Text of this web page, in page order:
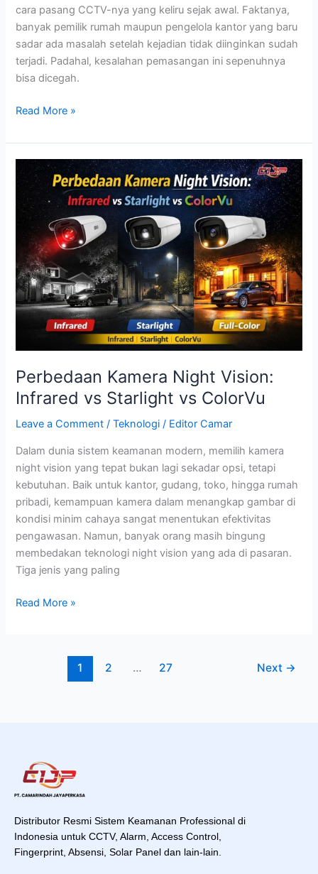
cara pasang CCTV-nya yang keliru sejak awal. Faktanya,
banyak pemilik rumah maupun pengelola kantor yang baru
sadar ada masalah setelah kejadian tidak diinginkan sudah
terjadi. Padahal, kesalahan pemasangan ini sepenuhnya
bisa dicegah.
Read More »
Perbedaan Kamera Night Vision:
Infrared vs Starlight vs ColorVu
Leave a Comment /Teknologi / Editor Camar
Dalam dunia sistem keamanan modern, memilih kamera
night vision yang tepat bukan lagi sekadar opsi, tetapi
kebutuhan. Baik untuk kantor, gudang, toko, hingga rumah
pribadi, kemampuan kamera dalam menangkap gambar di
kondisi minim cahaya sangat menentukan efektivitas
pengawasan. Namun, banyak orang masih bingung
membedakan teknologi night vision yang ada di pasaran.
Tiga jenis yang paling
Perbedaan
Kamera
Night
Vision:
Infrared
Starlight
vs
ColorVu
Read More »
1 2 … 27 Next →
Distributor Resmi Sistem Keamanan Professional di
Indonesia untuk CCTV, Alarm, Access Control,
Fingerprint, Absensi, Solar Panel dan lain-lain.